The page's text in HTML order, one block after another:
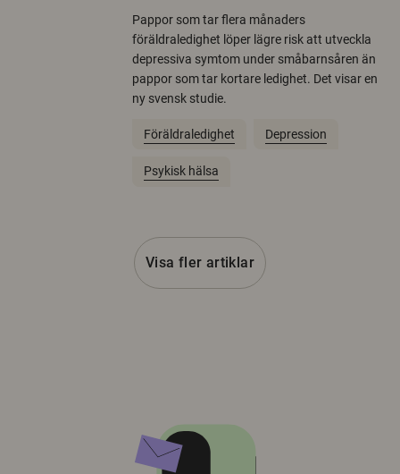
Pappor som tar flera månaders
föräldraledighet löper lägre risk att utveckla
depressiva symtom under småbarnsåren än
pappor som tar kortare ledighet. Det visar en
ny svensk studie.
Föräldraledighet Depression
Psykisk hälsa
Visa fler artiklar